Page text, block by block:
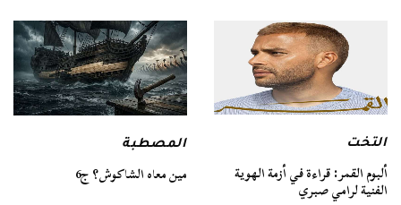
التخت
ألبوم القمر: قراءة في أزمة الهوية
الفنية لرامي صبري
المصطبة
مين معاه الشاكوش؟ ج6